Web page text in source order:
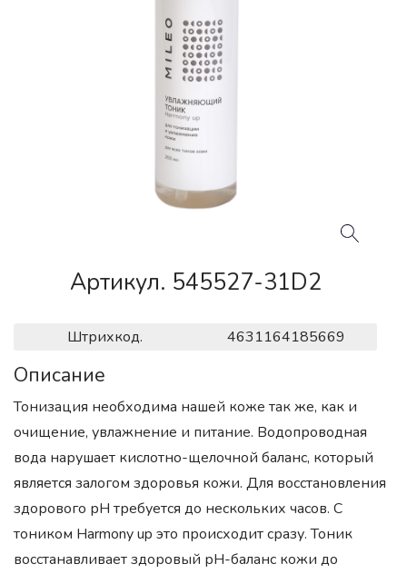
Артикул. 545527-31D2
Штрихкод. 4631164185669
Описание
Тонизация необходима нашей коже так же, как и
очищение, увлажнение и питание. Водопроводная
вода нарушает кислотно-щелочной баланс, который
является залогом здоровья кожи. Для восстановления
здорового рН требуется до нескольких часов. С
тоником Harmony up это происходит сразу. Тоник
восстанавливает здоровый рН-баланс кожи до